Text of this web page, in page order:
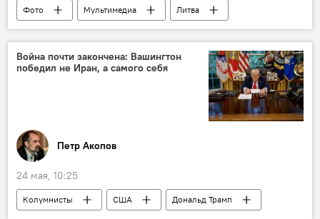
Фото Мультимедиа
Литва
Вильнюс
Война почти закончена: Вашингтон
победил не Иран, а самого себя
Петр Акопов
24 мая, 10:25
Колумнисты США Дональд Трамп